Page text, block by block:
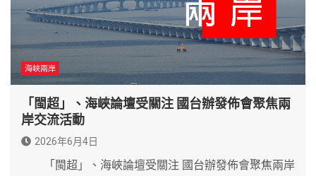
海峽兩岸
「閩超」、海峽論壇受關注 國台辦發佈會聚焦兩
岸交流活動
2026年6月4日
「閩超」、海峽論壇受關注 國台辦發佈會聚焦兩岸